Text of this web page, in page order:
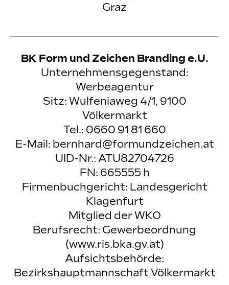
Graz
BK Form und Zeichen Branding e.U.
Unternehmensgegenstand:
Werbeagentur
Sitz: Wulfeniaweg 4/1, 9100
Völkermarkt
Tel.: 0660 91 81 660
E-Mail: bernhard@formundzeichen.at
UID-Nr.: ATU82704726
FN: 665555 h
Firmenbuchgericht: Landesgericht
Klagenfurt
Mitglied der WKO
Berufsrecht: Gewerbeordnung
(www.ris.bka.gv.at)
Aufsichtsbehörde:
Bezirkshauptmannschaft Völkermarkt